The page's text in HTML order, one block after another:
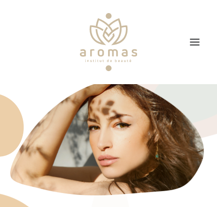
Soins
Je veux faire un bon cadeau
Plan d’accès
Prendre RDV